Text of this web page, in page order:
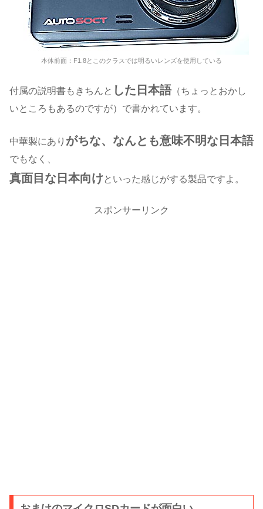
本体前面：F1.8とこのクラスでは明るいレンズを使用している
付属の説明書もきちんと した日本語（ちょっとおかし
いところもあるのですが）で書かれています。
中華製にあり がちな、なんとも意味不明な日本語
でもなく、
真面目な日本向け といった感じがする製品ですよ。
スポンサーリンク